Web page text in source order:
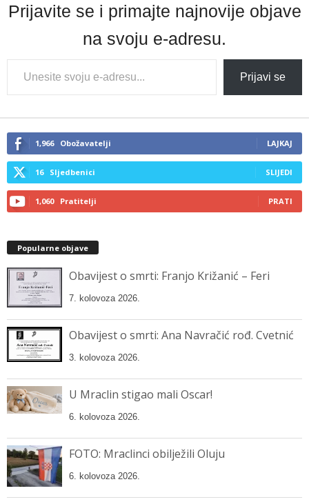
Prijavite se i primajte najnovije objave
na svoju e-adresu.
Type
your
email…
Prijavi se
1,966 Obožavatelji LAJKAJ
16 Sljedbenici SLIJEDI
1,060 Pratitelji PRATI
Popularne objave
Obavijest o smrti: Franjo Križanić – Feri
7. kolovoza 2026.
Obavijest o smrti: Ana Navračić rođ. Cvetnić
3. kolovoza 2026.
U Mraclin stigao mali Oscar!
6. kolovoza 2026.
FOTO: Mraclinci obilježili Oluju
6. kolovoza 2026.